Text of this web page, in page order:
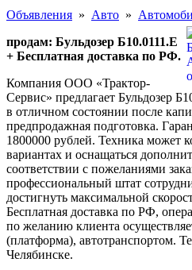
Объявления » Авто »
продам: Бульдозер Б10.0111.Е
+ Бесплатная доставка по РФ.
Компания ООО «Трактор-
Сервис» предлагает Бульдозер
в отличном состоянии после
предпродажная подготовка.
1800000 рублей. Техника может
вариантах и оснащаться
соответствии с пожеланиями
профессиональный штат
достигнуть максимальной
Бесплатная доставка по РФ,
по желанию клиента
(платформа), автотранспортом.
Челябинске.